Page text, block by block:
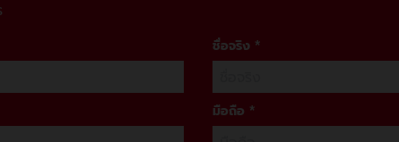
ชื่อจริง *
มือถือ *